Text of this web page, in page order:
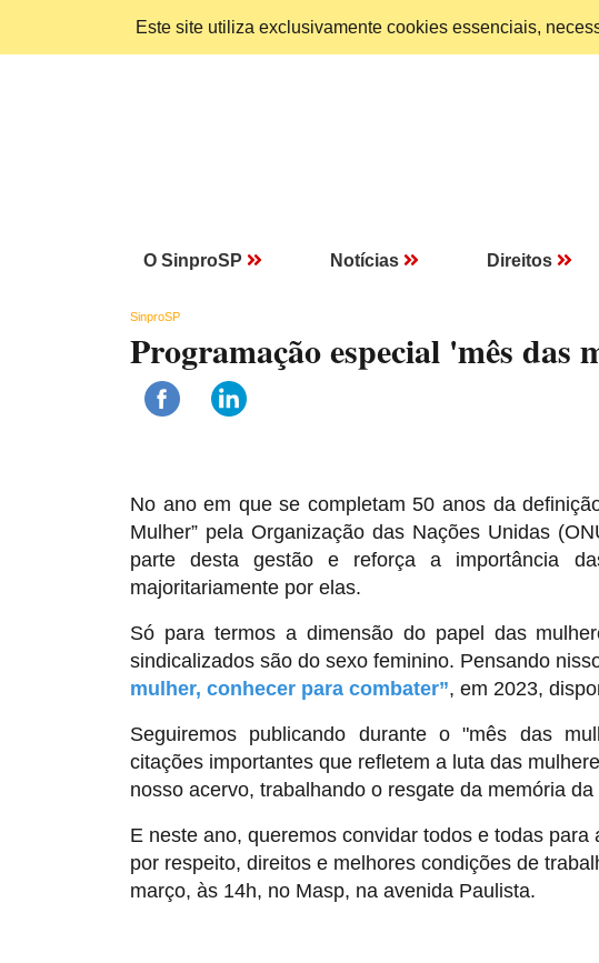
Este site utiliza exclusivamente cookies essenciais,
O SinproSP Notícias Direitos
SinproSP
Programação especial 'mês das
No ano em que se completam 50 anos da
Mulher” pela Organização das Nações Unidas
parte desta gestão e reforça a importância
majoritariamente por elas.
Só para termos a dimensão do papel das
sindicalizados são do sexo feminino. Pensando
mulher, conhecer para combater”, em 2023,
Seguiremos publicando durante o "mês das
citações importantes que refletem a luta das
nosso acervo, trabalhando o resgate da memória
E neste ano, queremos convidar todos e todas
por respeito, direitos e melhores condições de
março, às 14h, no Masp, na avenida Paulista.